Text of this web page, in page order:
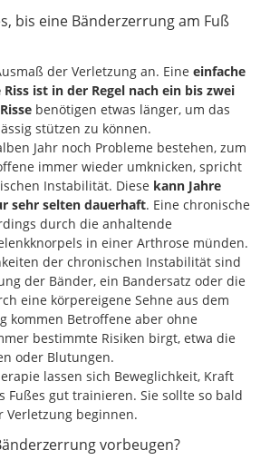
bis eine Bänderzerrung am Fuß
der Verletzung an. Eine einfache
ist in der Regel nach ein bis zwei
Risse benötigen etwas länger, um das
stützen zu können.
Jahr noch Probleme bestehen, zum
immer wieder umknicken, spricht
Instabilität. Diese kann Jahre
sehr selten dauerhaft. Eine chronische
durch die anhaltende
in einer Arthrose münden.
der chronischen Instabilität sind
der Bänder, ein Bandersatz oder die
eine körpereigene Sehne aus dem
kommen Betroffene aber ohne
bestimmte Risiken birgt, etwa die
oder Blutungen.
lassen sich Beweglichkeit, Kraft
Fußes gut trainieren. Sie sollte so bald
Verletzung beginnen.
vorbeugen?